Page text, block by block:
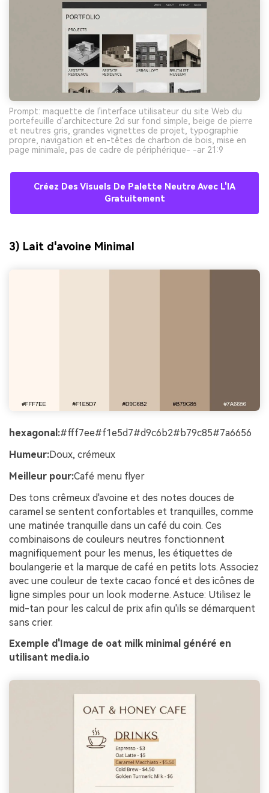
Prompt: maquette de l'interface utilisateur du site Web du
portefeuille d'architecture 2d sur fond simple, beige de pierre
et neutres gris, grandes vignettes de projet, typographie
propre, navigation et en-têtes de charbon de bois, mise en
page minimale, pas de cadre de périphérique- -ar 21:9
Créez Des Visuels De Palette Neutre Avec L'IA
Gratuitement
3) Lait d'avoine Minimal
hexagonal:#fff7ee#f1e5d7#d9c6b2#b79c85#7a6656
Humeur:Doux, crémeux
Meilleur pour:Café menu flyer
Des tons crêmeux d'avoine et des notes douces de
caramel se sentent confortables et tranquilles, comme
une matinée tranquille dans un café du coin. Ces
combinaisons de couleurs neutres fonctionnent
magnifiquement pour les menus, les étiquettes de
boulangerie et la marque de café en petits lots. Associez
avec une couleur de texte cacao foncé et des icônes de
ligne simples pour un look moderne. Astuce: Utilisez le
mid-tan pour les calcul de prix afin qu'ils se démarquent
sans crier.
Exemple d'Image de oat milk minimal généré en
utilisant media.io